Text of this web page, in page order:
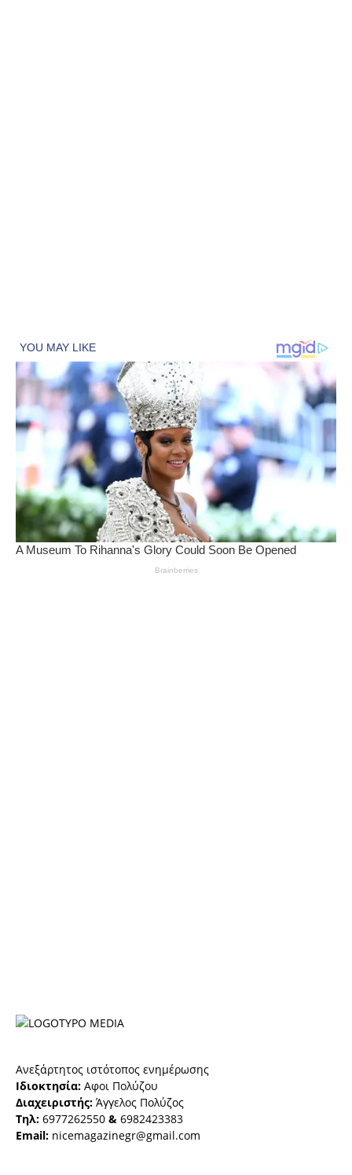
Ανεξάρτητος ιστότοπος ενημέρωσης
Ιδιοκτησία: Αφοι Πολύζου
Διαχειριστής: Άγγελος Πολύζος
Τηλ: 6977262550 & 6982423383
Email: nicemagazinegr@gmail.com